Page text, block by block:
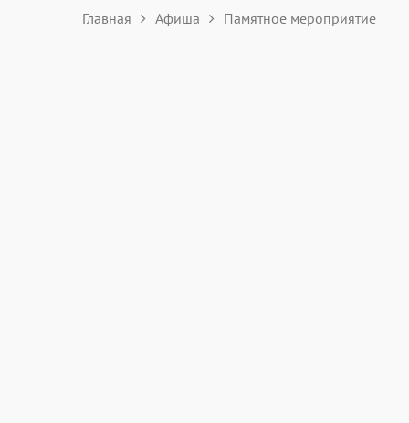
Главная Афиша Памятное мероприятие